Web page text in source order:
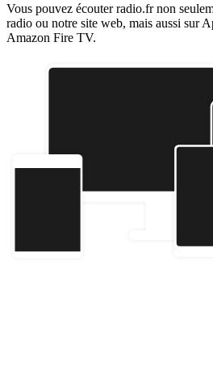
Vous pouvez écouter radio.fr non
radio ou notre site web, mais aussi sur
Amazon Fire TV.